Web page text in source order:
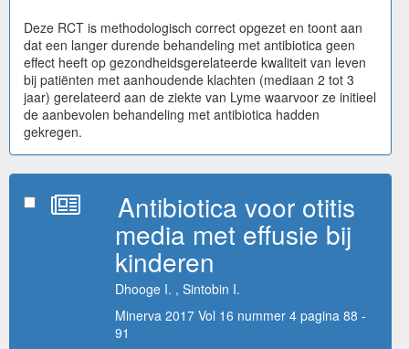
Deze RCT is methodologisch correct opgezet en toont aan
dat een langer durende behandeling met antibiotica geen
effect heeft op gezondheidsgerelateerde kwaliteit van leven
bij patiënten met aanhoudende klachten (mediaan 2 tot 3
jaar) gerelateerd aan de ziekte van Lyme waarvoor ze initieel
de aanbevolen behandeling met antibiotica hadden
gekregen.
Antibiotica voor otitis
media met effusie bij
kinderen
Dhooge I. , Sintobin I.
Minerva 2017 Vol 16 nummer 4 pagina 88 -
91